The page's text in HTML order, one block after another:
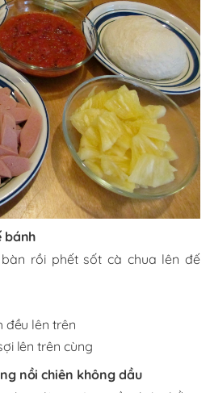
bánh
rồi phết sốt cà chua lên đế
đều lên trên
lên trên cùng
nồi chiên không dầu